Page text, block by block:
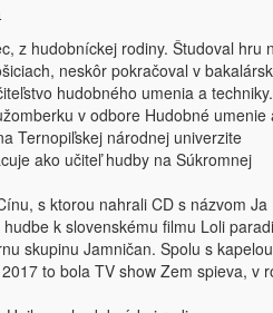
z hudobníckej rodiny. Študoval hru
neskôr pokračoval v
hudobného umenia a techniky.
v odbore Hudobné umenie
Ternopiľskej národnej univerzite
ako učiteľ hudby na Súkromnej
s ktorou nahrali CD s názvom Ja
k slovenskému filmu Loli
skupinu Jamničan. Spolu s
to bola TV show Zem spieva, v